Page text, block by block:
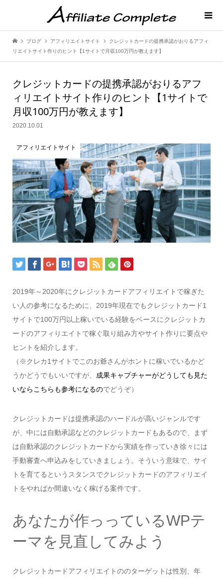
ブログ アフィリエイトサイト
クレジットカードの提携承認がおりるアフィ
リエイトサイト作りのヒント【1サイトで月収100万円が教えます】
クレジットカードの提携承認がおりるアフ
ィリエイトサイト作りのヒント【1サイトで
月収100万円が教えます】
2020.10.01
アフィリエイトサイト
2019年～2020年にクレジットカードアフィリエイトで稼ぎた
い人の参考になるために、2019年現在でもクレジットカード1
サイトで100万円以上稼いでいる経験をベースにクレジットカ
ードのアフィりエイトで稼ぐ取り組み方やサイト作りに要点や
ヒントを紹介します。
（※クレカ1サイトでこのお爺さんがホントに稼いでいるかど
うかどうでもいいですが、 成果キャプチャーがどうしても見た
いならこちらも参考になるのでどうぞ）
クレジットカードは提携承認のハードルが高いジャンルです
が、中には自動承認などのクレジットカードもあるので、まず
は自動承認のクレジットカードから実績を作っていき徐々には
手動審査へ申込みをしていきましょう。そういう意味で、サイ
トを育てるというスタンスでクレジットカードのアフィリエイ
トをやればか間違いなく稼げる案件です。
あなたが作っっているWPテ
ーマを見直してみよう
クレジットカードアフィリエイトののターゲットは性別、年